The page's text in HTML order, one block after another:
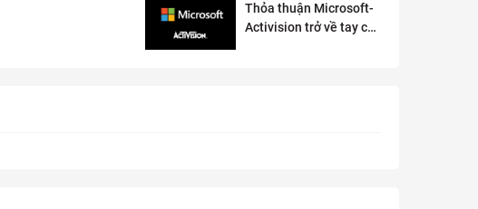
Thỏa thuận Microsoft-
Activision trở về tay cơ